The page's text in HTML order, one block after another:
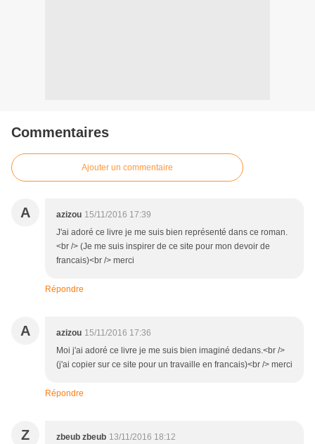
Commentaires
Ajouter un commentaire
A azizou 15/11/2016 17:39
J'ai adoré ce livre je me suis bien représenté dans ce roman.
<br /> (Je me suis inspirer de ce site pour mon devoir de
francais)<br /> merci
Répondre
A azizou 15/11/2016 17:36
Moi j'ai adoré ce livre je me suis bien imaginé dedans.<br />
(j'ai copier sur ce site pour un travaille en francais)<br /> merci
Répondre
Z zbeub zbeub 13/11/2016 18:12